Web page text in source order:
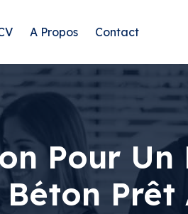
A Propos Contact
Pour Un
Prêt